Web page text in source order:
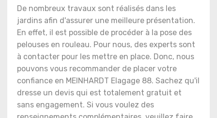
De nombreux travaux sont réalisés dans les
jardins afin d'assurer une meilleure présentation.
En effet, il est possible de procéder à la pose des
pelouses en rouleau. Pour nous, des experts sont
à contacter pour les mettre en place. Donc, nous
pouvons vous recommander de placer votre
confiance en MEINHARDT Elagage 88. Sachez qu'il
dresse un devis qui est totalement gratuit et
sans engagement. Si vous voulez des